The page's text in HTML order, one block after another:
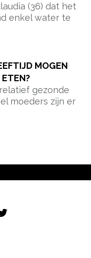
(36) dat het
enkel water te
MOGEN
ETEN?
gezonde
moeders zijn er